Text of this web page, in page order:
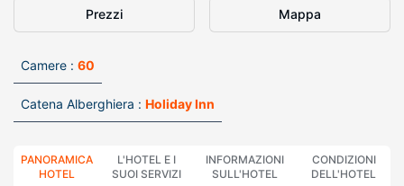
Prezzi Mappa
Camere : 60
Catena Alberghiera : Holiday Inn
PANORAMICA
HOTEL
L'HOTEL E I
SUOI SERVIZI
INFORMAZIONI
SULL'HOTEL
CONDIZIONI
DELL'HOTEL